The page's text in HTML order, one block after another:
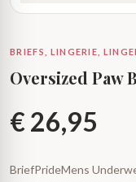
BRIEFS, LINGERIE,
Oversized Paw
€26,95
BriefPrideMens